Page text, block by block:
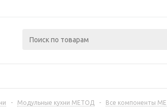
- Модульные кухни МЕТОД - Все компоненты